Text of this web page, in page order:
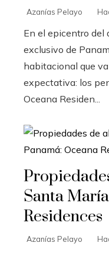
Azanías Pelayo
En el epicentro del
exclusivo de
habitacional que
expectativa: los
Oceana Residen...
Santa
Residences
Azanías Pelayo